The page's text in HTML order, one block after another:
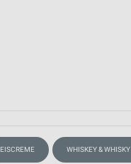
EISCREME WHISKEY & WHISKY